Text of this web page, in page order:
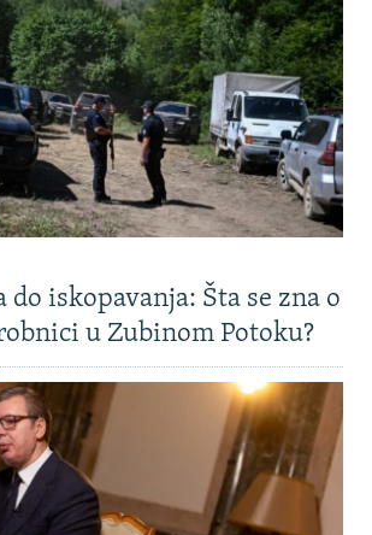
do iskopavanja: Šta se zna o
u Zubinom Potoku?